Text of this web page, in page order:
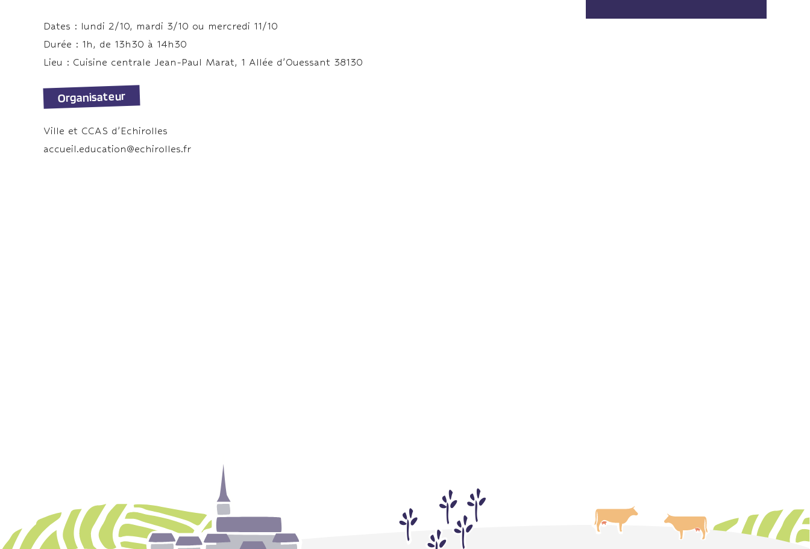
Dates : lundi 2/10, mardi 3/10 ou mercredi 11/10
Durée : 1h, de 13h30 à 14h30
Lieu : Cuisine centrale Jean-Paul Marat, 1 Allée d’Ouessant 38130
Organisateur
Ville et CCAS d’Echirolles
accueil.education@echirolles.fr